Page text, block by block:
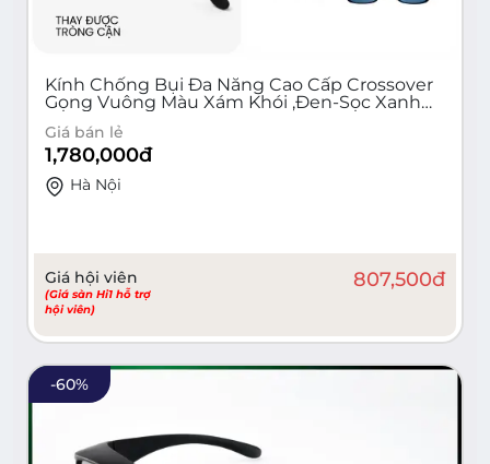
Kính Chống Bụi Đa Năng Cao Cấp Crossover
Gọng Vuông Màu Xám Khói ,Đen-Sọc Xanh
Lam, Đen Nhám COCB-02
Giá bán lẻ
1,780,000đ
Hà Nội
Giá hội viên
(Giá sàn Hi1 hỗ trợ
hội viên)
807,500đ
-60%